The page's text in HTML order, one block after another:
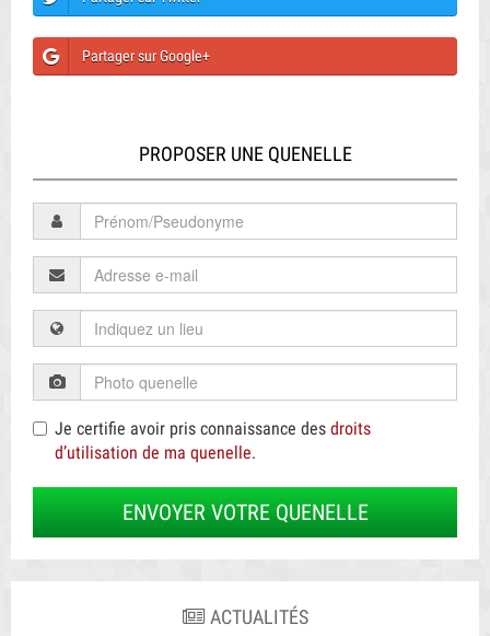
Partager sur Google+
PROPOSER UNE QUENELLE
Je certifie avoir pris connaissance des droits
d’utilisation de ma quenelle.
ENVOYER VOTRE QUENELLE
ACTUALITÉS